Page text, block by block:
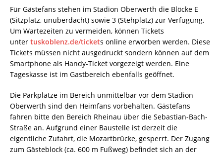
Für Gästefans stehen im Stadion Oberwerth die Blöcke E
(Sitzplatz, unüberdacht) sowie 3 (Stehplatz) zur Verfügung.
Um Wartezeiten zu vermeiden, können Tickets
unter tuskoblenz.de/tickets online erworben werden. Diese
Tickets müssen nicht ausgedruckt sondern können auf dem
Smartphone als Handy-Ticket vorgezeigt werden. Eine
Tageskasse ist im Gastbereich ebenfalls geöffnet.
Die Parkplätze im Bereich unmittelbar vor dem Stadion
Oberwerth sind den Heimfans vorbehalten. Gästefans
fahren bitte den Bereich Rheinau über die Sebastian-Bach-
Straße an. Aufgrund einer Baustelle ist derzeit die
eigentliche Zufahrt, die Mozartbrücke, gesperrt. Der Zugang
zum Gästeblock (ca. 600 m Fußweg) befindet sich an der